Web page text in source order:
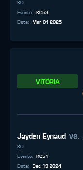
KO
Evento:
KC53
Data: Mar 01 2025
VITÓRIA
Jayden Eynaud vs.
KO
Evento:
KC51
Data: Dec 19 2024